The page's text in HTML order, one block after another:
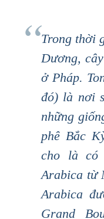
Trong thời
Dương,
ở Pháp.
đó) là nơi
những
phê Bắc
cho là có
Arabica từ
Arabica
Grand